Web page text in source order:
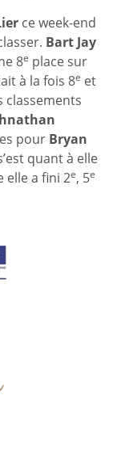
ce week-end
Bart Jay
8e place sur
à la fois 8e et
classements
pour Bryan
quant à elle
elle a fini 2e, 5e